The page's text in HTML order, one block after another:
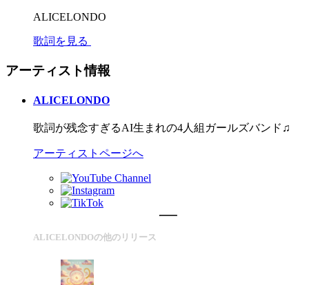
ALICELONDO
歌詞を見る
アーティスト情報
ALICELONDO
歌詞が残念すぎるAI生まれの4人組ガールズバンド♫
アーティストページへ
ALICELONDOの他のリリース